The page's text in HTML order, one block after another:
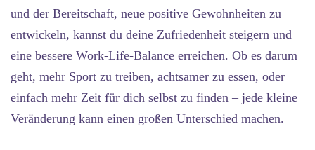
und der Bereitschaft, neue positive Gewohnheiten zu
entwickeln, kannst du deine Zufriedenheit steigern und
eine bessere Work-Life-Balance erreichen. Ob es darum
geht, mehr Sport zu treiben, achtsamer zu essen, oder
einfach mehr Zeit für dich selbst zu finden – jede kleine
Veränderung kann einen großen Unterschied machen.